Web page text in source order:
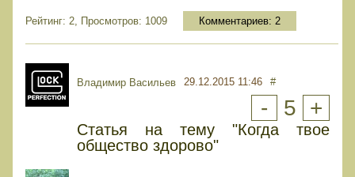
Рейтинг: 2, Просмотров: 1009 Комментариев: 2
Владимир Васильев 29.12.2015 11:46 #
- 5 +
Статья на тему "Когда твое
общество здорово"